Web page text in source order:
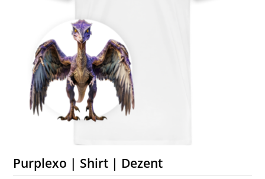
Purplexo | Shirt | Dezent